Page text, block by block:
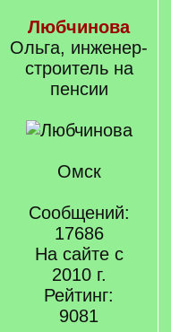
Любчинова
Ольга, инженер-
строитель на
пенсии
Омск
Сообщений:
17686
На сайте с
2010 г.
Рейтинг:
9081